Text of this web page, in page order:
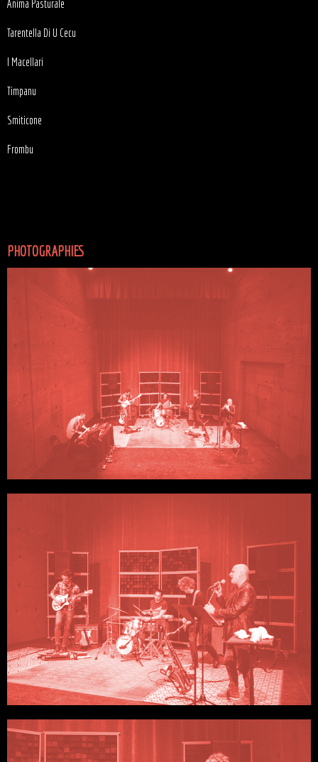
Anima Pasturale
Tarentella Di U Cecu
I Macellari
Timpanu
Smiticone
Frombu
PHOTOGRAPHIES